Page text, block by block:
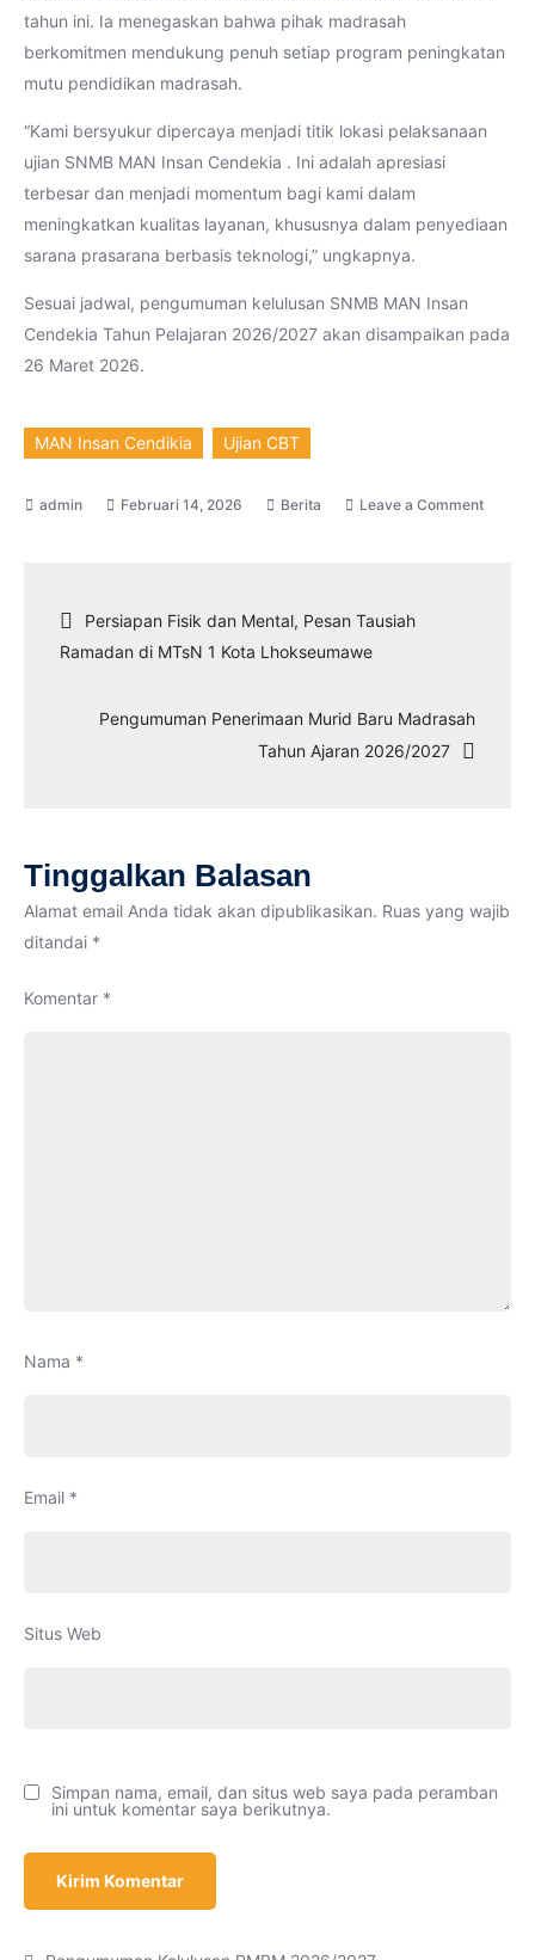
tahun ini. Ia menegaskan bahwa pihak madrasah
berkomitmen mendukung penuh setiap program peningkatan
mutu pendidikan madrasah.
“Kami bersyukur dipercaya menjadi titik lokasi pelaksanaan
ujian SNMB MAN Insan Cendekia . Ini adalah apresiasi
terbesar dan menjadi momentum bagi kami dalam
meningkatkan kualitas layanan, khususnya dalam penyediaan
sarana prasarana berbasis teknologi,” ungkapnya.
Sesuai jadwal, pengumuman kelulusan SNMB MAN Insan
Cendekia Tahun Pelajaran 2026/2027 akan disampaikan pada
26 Maret 2026.
MAN Insan Cendikia Ujian CBT
Februari 14, 2026 Berita Leave a Commenton
MTsN
Navigasi
Persiapan Fisik dan Mental, Pesan Tausiah
Ramadan di MTsN 1 Kota Lhokseumawe
Pengumuman Penerimaan Murid Baru Madrasah
Tahun Ajaran 2026/2027
Tinggalkan Balasan
Alamat email Anda tidak akan dipublikasikan. Ruas yang wajib
ditandai *
Komentar *
Nama *
Email *
Situs Web
Simpan nama, email, dan situs web saya pada peramban
ini untuk komentar saya berikutnya.